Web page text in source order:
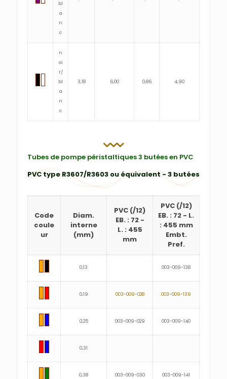
bl
a
n
c
n
oi
r/
bl
a
n
c
3,18 6,00 0,86 4,90
Tubes de pompe péristaltiques 3 butées en PVC
PVC type R3607/R3603 ou équivalent - 3 butées
Code
coule
ur
Diam.
interne
(mm)
PVC (/12)
EB. : 72-
L. : 455
mm
PVC(/12)
EB. : 72 - L.
: 455 mm
Embt.
Pref.
0,13 003-009-138
0,19 003-009-028 003-009-139
0,25 003-009-029 003-009-140
0,31
0,38 003-009-030 003-009-141